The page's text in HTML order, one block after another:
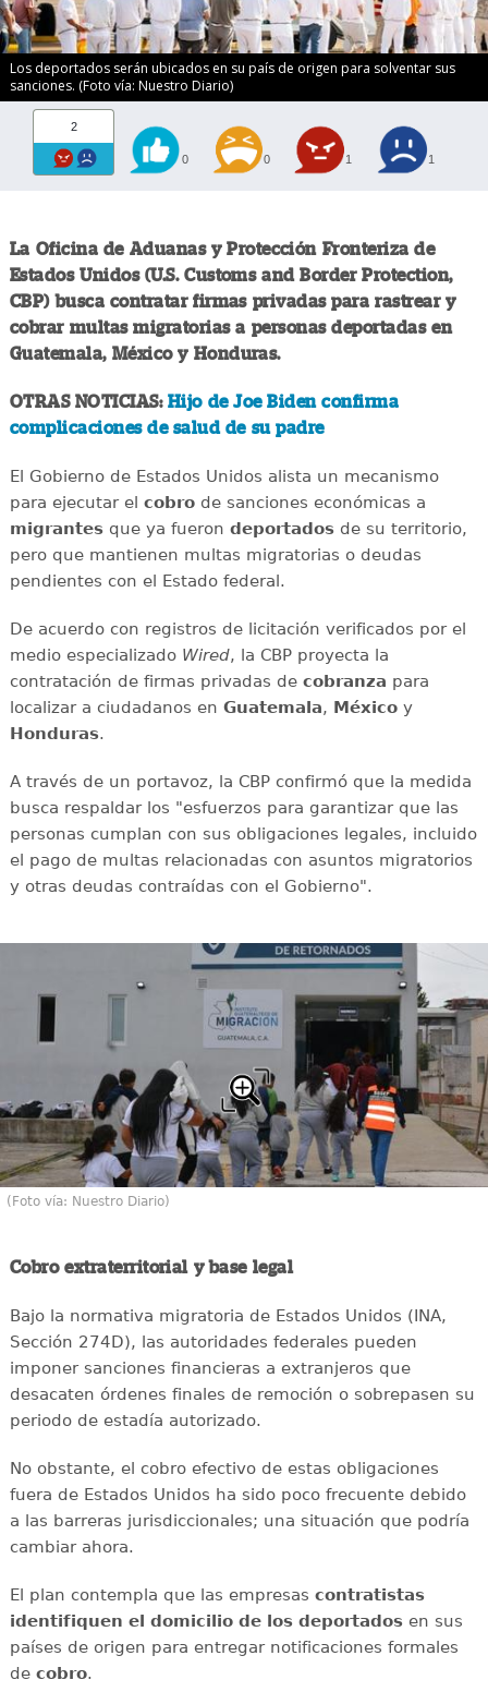
Los deportados serán ubicados en su país de origen para solventar sus
sanciones. (Foto vía: Nuestro Diario)
2
0 0 1 1
La Oficina de Aduanas y Protección Fronteriza de
Estados Unidos (U.S. Customs and Border Protection,
CBP) busca contratar firmas privadas para rastrear y
cobrar multas migratorias a personas deportadas en
Guatemala, México y Honduras.
OTRAS NOTICIAS:Hijo de Joe Biden confirma
complicaciones de salud de su padre
El Gobierno de Estados Unidos alista un mecanismo
para ejecutar el cobrode sanciones económicas a
migrantesque ya fueron deportadosde su territorio,
pero que mantienen multas migratorias o deudas
pendientes con el Estado federal.
De acuerdo con registros de licitación verificados por el
medio especializado Wired, la CBP proyecta la
contratación de firmas privadas de cobranza para
localizar a ciudadanos en Guatemala, Méxicoy
Honduras.
A través de un portavoz, la CBP confirmó que la medida
busca respaldar los "esfuerzos para garantizar que las
personas cumplan con sus obligaciones legales, incluido
el pago de multas relacionadas con asuntos migratorios
y otras deudas contraídas con el Gobierno".
(Foto vía: Nuestro Diario)
Cobro extraterritorial y base legal
Bajo la normativa migratoria de Estados Unidos (INA,
Sección 274D), las autoridades federales pueden
imponer sanciones financieras a extranjeros que
desacaten órdenes finales de remoción o sobrepasen su
periodo de estadía autorizado.
No obstante, el cobro efectivo de estas obligaciones
fuera de Estados Unidos ha sido poco frecuente debido
a las barreras jurisdiccionales; una situación que podría
cambiar ahora.
El plan contempla que las empresas contratistas
identifiquen el domicilio de los deportadosen sus
países de origen para entregar notificaciones formales
de cobro.